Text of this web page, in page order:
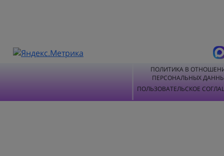
ПОЛИТИКА В
ПЕРСОНАЛЬНЫХ
ПОЛЬЗОВАТЕЛЬСКОЕ